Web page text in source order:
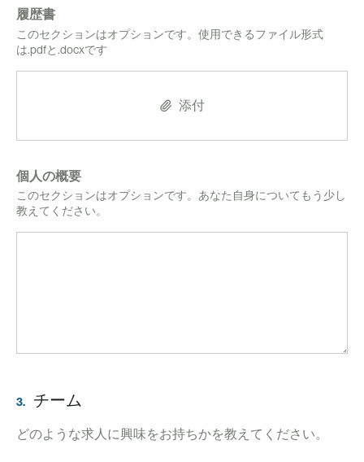
履歴書
このセクションはオプションです。使用できるファイル形式
は.pdfと.docxです
添付
個人の概要
このセクションはオプションです。あなた自身についてもう少し
教えてください。
3. チーム
どのような求人に興味をお持ちかを教えてください。